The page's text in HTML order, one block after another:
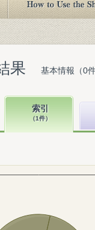
果 基本情報（0
索引
（1件）